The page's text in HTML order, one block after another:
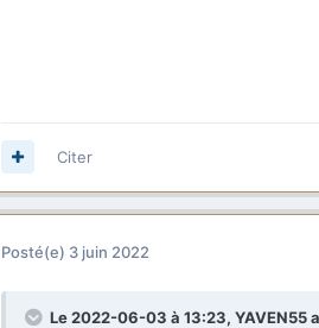
Citer
Posté(e) 3 juin 2022
Le 2022-06-03 à 13:23, YAVEN55